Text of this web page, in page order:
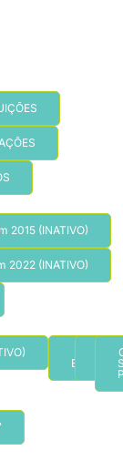
2015 (INATIVO)
2022 (INATIVO)